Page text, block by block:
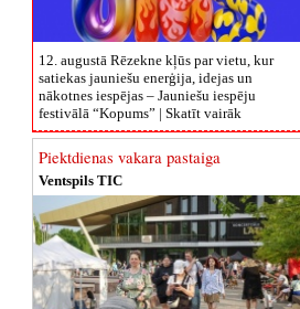
12. augustā Rēzekne kļūs par vietu, kur
satiekas jauniešu enerģija, idejas un
nākotnes iespējas – Jauniešu iespēju
festivālā “Kopums” | Skatīt vairāk
Piektdienas vakara pastaiga
Ventspils TIC